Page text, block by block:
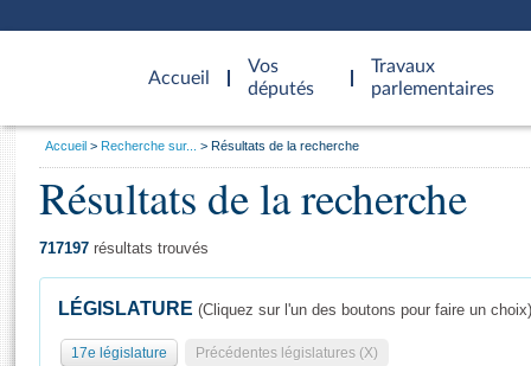
Accueil
d'accueil
Vos
députés
Travaux
parlementaires
Général
Vous
Accueil Recherche sur... Résultats de la recherche
Résultats de la recherche
717197 résultats trouvés
LÉGISLATURE (Cliquez sur l'un des boutons pour faire un choix)
17e législature Précédentes législatures (X)